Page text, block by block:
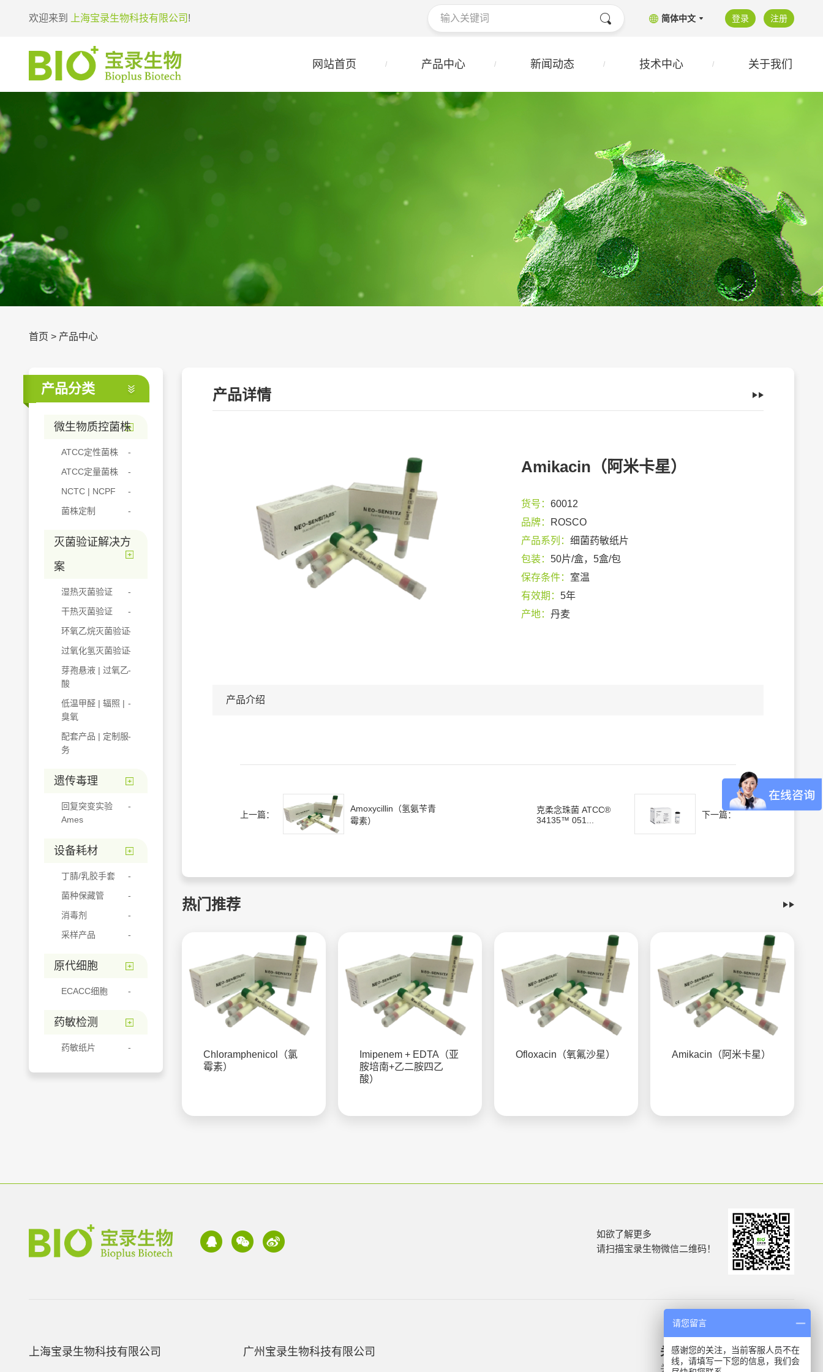
欢迎来到 上海宝录生物科技有限公司 ! 简体中文 登录 注册
网站首页 产品中心 新闻动态 技术中心 关于我们
首页 > 产品中心
产品分类
微生物质控菌株
ATCC定性菌株
ATCC定量菌株
NCTC | NCPF
菌株定制
灭菌验证解决方
案
湿热灭菌验证
干热灭菌验证
环氧乙烷灭菌验证
过氧化氢灭菌验证
芽孢悬液 | 过氧乙
酸
低温甲醛 | 辐照 |
臭氧
配套产品 | 定制服
务
遗传毒理
回复突变实验
Ames
设备耗材
丁腈/乳胶手套
菌种保藏管
消毒剂
采样产品
原代细胞
ECACC细胞
药敏检测
药敏纸片
产品详情
Amikacin（阿米卡星）
货号： 60012
品牌：
ROSCO
产品系列： 细菌药敏纸片
包装： 50片/盒，5盒/包
保存条件： 室温
有效期： 5年
产地： 丹麦
产品介绍
上一篇：
Amoxycillin（氢氨苄青
霉素）
克柔念珠菌 ATCC®
34135™ 051...
下一篇：
热门推荐
Chloramphenicol（氯
霉素）
Imipenem + EDTA（亚
胺培南+乙二胺四乙
酸）
Ofloxacin（氧氟沙星） Amikacin（阿米卡星）
如欲了解更多
请扫描宝录生物微信二维码！
上海宝录生物科技有限公司 广州宝录生物科技有限公司 关于我们
关于我们
产品信息
微生物质控菌株
请您留言
感谢您的关注，当前客服人员不在
线，请填写一下您的信息，我们会